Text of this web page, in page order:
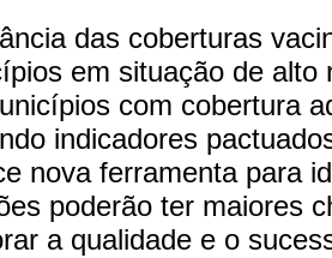
das coberturas
em situação de
com cobertura
indicadores
nova ferramenta para
poderão ter maiores
a qualidade e o